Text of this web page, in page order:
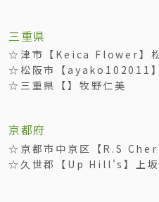
三重県
☆津市【Keica Flower】
☆松阪市【ayako102011
☆三重県【】牧野仁美
京都府
☆京都市中京区【R.S
☆久世郡【Up Hill's】上坂